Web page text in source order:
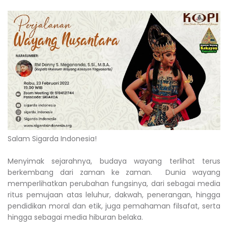
Salam Sigarda Indonesia!
Menyimak sejarahnya, budaya wayang terlihat terus
berkembang dari zaman ke zaman. Dunia wayang
memperlihatkan perubahan fungsinya, dari sebagai media
ritus pemujaan atas leluhur, dakwah, penerangan, hingga
pendidikan moral dan etik, juga pemahaman filsafat, serta
hingga sebagai media hiburan belaka.